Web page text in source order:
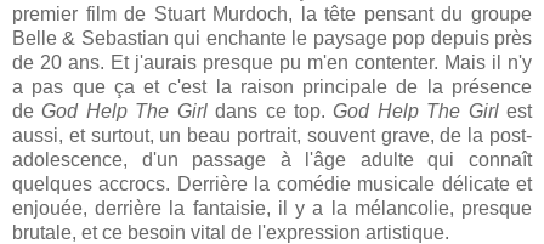
premier film de Stuart Murdoch, la tête pensant du groupe
Belle & Sebastian qui enchante le paysage pop depuis près
de 20 ans. Et j'aurais presque pu m'en contenter. Mais il n'y
a pas que ça et c'est la raison principale de la présence
deGod Help The Girldans ce top.God Help The Girlest
aussi, et surtout, un beau portrait, souvent grave, de la post-
adolescence, d'un passage à l'âge adulte qui connaît
quelques accrocs. Derrière la comédie musicale délicate et
enjouée, derrière la fantaisie, il y a la mélancolie, presque
brutale, et ce besoin vital de l'expression artistique.